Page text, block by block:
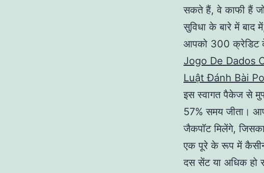
सकते हैं, वे काफी हैं
सुविधा के बारे में बाद
आपको 300 क्रेडिट
Jogo De Dados
Luật Đánh Bài
इस स्वागत पैकेज से
57% समय जीता।
जैकपॉट मिलेंगे,
एक पूरे के रूप में कैसीनो
दस सेंट या अधिक हो